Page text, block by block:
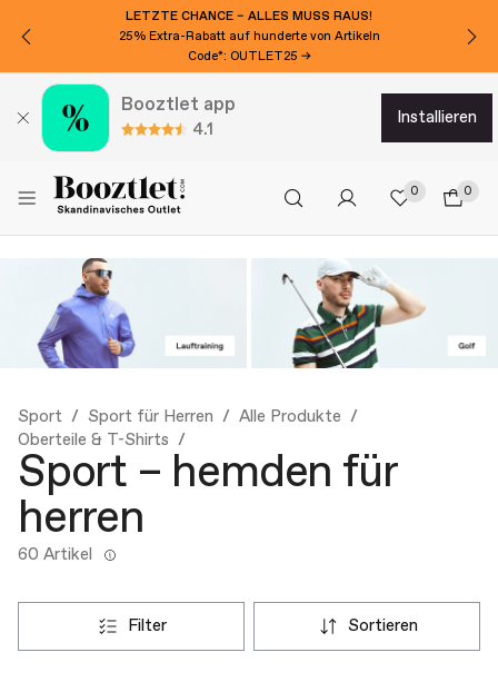
Booztlet app
4.1
installieren
0 0
Sport Sport für Herren
Alle Produkte
Oberteile & T-Shirts
Sport – hemden für
herren
60 Artikel
filter sortieren